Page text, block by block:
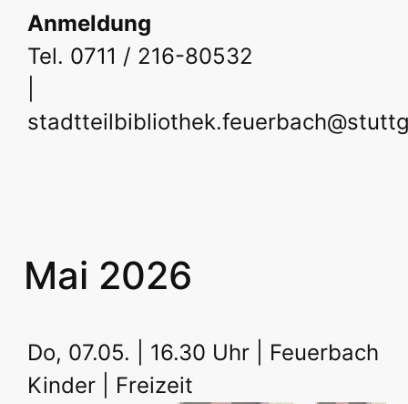
Anmeldung
Tel. 0711 / 216-80532
Mai 2026
Do, 07.05. | 16.30 Uhr | Feuerbach
Kinder | Freizeit